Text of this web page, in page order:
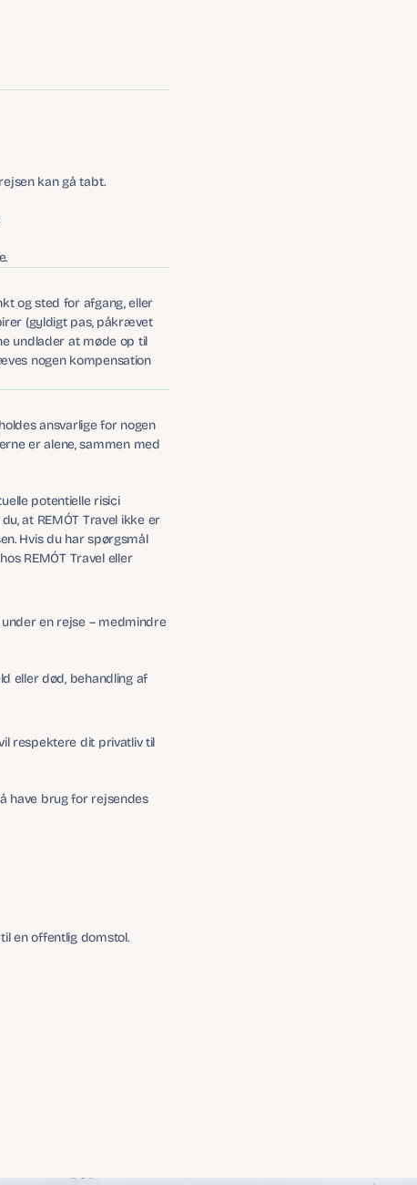
kan gå tabt.
og sted for afgang, eller
(gyldigt pas, påkrævet
undlader at møde op til
nogen kompensation
ansvarlige for nogen
er alene, sammen med
potentielle risici
at REMÓT Travel ikke er
Hvis du har spørgsmål
REMÓT Travel eller
en rejse – medmindre
eller død, behandling af
respektere dit privatliv til
have brug for rejsendes
en offentlig domstol.